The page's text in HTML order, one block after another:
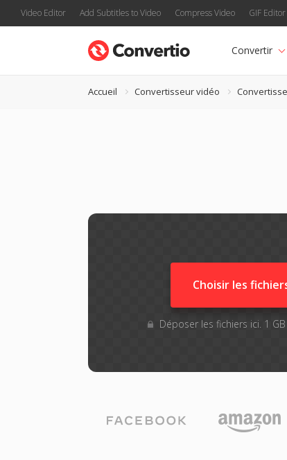
Video Editor Add Subtitles to Video Compress Video GIF Editor
Convertir
Accueil Convertisseur vidéo
Choisir les
Déposer les fichiers ici. 1